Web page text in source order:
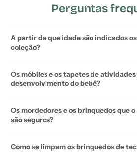
Perguntas
A partir de que idade são indicados
coleção?
Os móbiles e os tapetes de
desenvolvimento do bebé?
Os mordedores e os brinquedos que
são seguros?
Como se limpam os brinquedos de